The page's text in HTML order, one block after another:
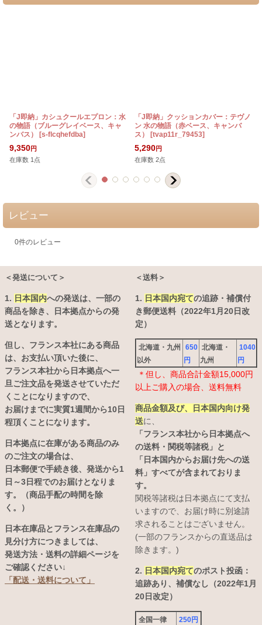
「J即納」カシュクールエプロン：水
の物語（ブルーグレイベース、キャ
ンバス）
[s-flcqhefdba]
9,350円
在庫数 1点
「J即納」クッションカバー：テヴノ
ン 水の物語（赤ベース、キャンバ
ス）
[tvap11r_79453]
5,290円
在庫数 2点
レビュー
0件のレビュー
＜発送について＞
1. 日本国内への発送は、 一部の
商品を除き、日本拠点からの発
送となります。
但し、フランス本社にある商品
は、お支払い頂いた後に、
フランス本社から日本拠点へ一
旦ご注文品を発送させていただ
くことになりますので、
お届けまでに実質1週間から10日
程頂くことになります。
日本拠点に在庫がある商品のみ
のご注文の場合は、
日本郵便で手続き後、発送から1
日～3日程でのお届けとなりま
す。（商品手配の時間を除
く。）
日本在庫品とフランス在庫品の
見分け方につきましては、
発送方法・送料の詳細ページを
ご確認ください↓
「配送・送料について」
＜送料＞
1. 日本国内宛ての追跡・補償付
き郵便送料（2022年1月20日改
定）
北海道・九州
以外
650
円
北海道・
九州
1040
円
＊但し、商品合計金額15,000円
以上ご購入の場合、送料無料
商品金額及び、日本国内向け発
送に、
「フランス本社から日本拠点へ
の送料・関税等諸税」と
「日本国内からお届け先への送
料」すべてが含まれておりま
す。
関税等諸税は日本拠点にて支払
いますので、お届け時に別途請
求されることはございません。
(一部のフランスからの直送品は
除きます。)
2. 日本国内宛てのポスト投函：
追跡あり、補償なし（2022年1月
20日改定）
全国一律 250円